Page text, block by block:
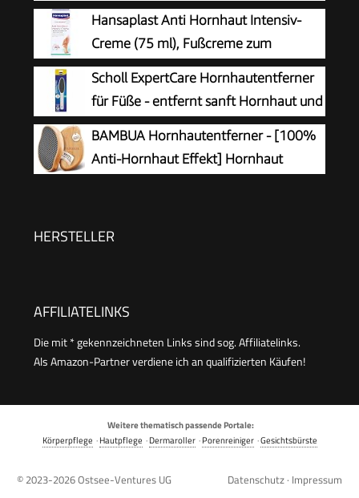
Minuten
Hansaplast Anti Hornhaut Intensiv-
Creme (75 ml), Fußcreme zum
Hornhaut entfernen,
feuchtigkeitsspendende Hornhaut Creme pflegt
sehr trockene Haut mit Urea
Scholl ExpertCare Hornhautentferner
für Füße - entfernt sanft Hornhaut und
raue Haut, mit grober und feiner
Reibefläche, effektive Fußpflege für sofort
weiche Füße, waschbar und wiederverwendbar
BAMBUA Hornhautentferner - [100%
Anti-Hornhaut Effekt] Hornhaut
Professionelle Pediküre - Premium Bimsstein
HERSTELLER
AFFILIATELINKS
Die mit * gekennzeichneten Links sind sog. Affiliatelinks.
Als Amazon-Partner verdiene ich an qualifizierten Käufen!
Weitere thematisch passende Portale:
Körperpflege ·Hautpflege ·Dermaroller·Porenreiniger·Gesichtsbürste
© 2023-2026Ostsee-Ventures UG Datenschutz · Impressum